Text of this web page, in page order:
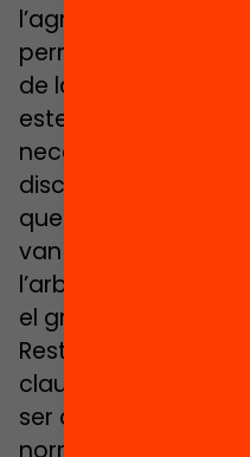
l’agreujant que no
permeti fer una
de la norma, i amb
estesa entre les
necessitats
discapacitat o
que els diferents
van a la una, com
l’arbitrarietat amb
el graduat d’ESO a
Resten encara un
claus per l’equitat
ser articulats o